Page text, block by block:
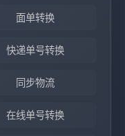
面单转换
快递单号转换
同步物流
在线单号转换